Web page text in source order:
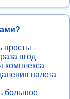
просты -
вгод
комплекса
налета
большое